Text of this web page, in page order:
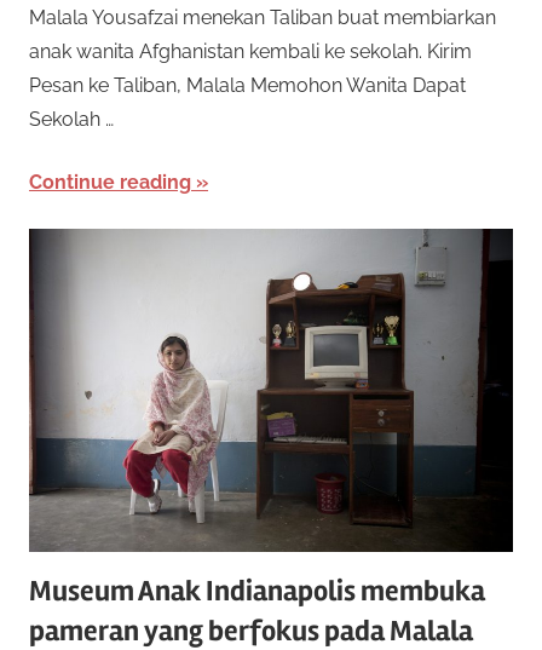
Malala Yousafzai menekan Taliban buat membiarkan
anak wanita Afghanistan kembali ke sekolah. Kirim
Pesan ke Taliban, Malala Memohon Wanita Dapat
Sekolah …
Continue reading
Museum Anak Indianapolis membuka
pameran yang berfokus pada Malala